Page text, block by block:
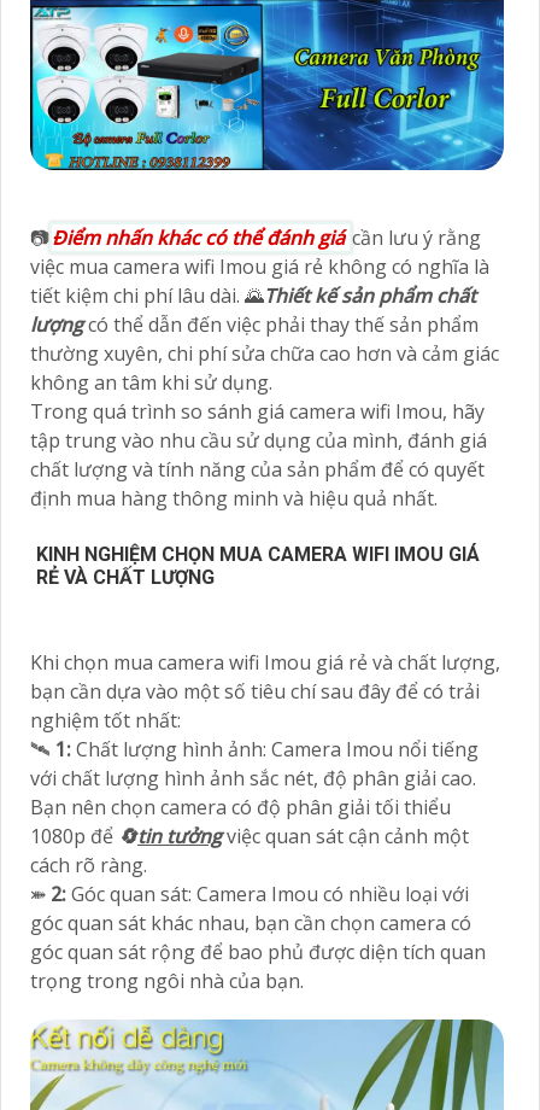
📷Điểm nhấn khác có thể đánh giácần lưu ý rằng
việc mua camera wifi Imou giá rẻ không có nghĩa là
tiết kiệm chi phí lâu dài. 🌄Thiết kế sản phẩm chất
lượngcó thể dẫn đến việc phải thay thế sản phẩm
thường xuyên, chi phí sửa chữa cao hơn và cảm giác
không an tâm khi sử dụng.
Trong quá trình so sánh giá camera wifi Imou, hãy
tập trung vào nhu cầu sử dụng của mình, đánh giá
chất lượng và tính năng của sản phẩm để có quyết
định mua hàng thông minh và hiệu quả nhất.
KINH NGHIỆM CHỌN MUA CAMERA WIFI IMOU GIÁ
RẺ VÀ CHẤT LƯỢNG
Khi chọn mua camera wifi Imou giá rẻ và chất lượng,
bạn cần dựa vào một số tiêu chí sau đây để có trải
nghiệm tốt nhất:
🛰 1:Chất lượng hình ảnh: Camera Imou nổi tiếng
với chất lượng hình ảnh sắc nét, độ phân giải cao.
Bạn nên chọn camera có độ phân giải tối thiểu
1080p để 🔄tin tưởngviệc quan sát cận cảnh một
cách rõ ràng.
⤘ 2:Góc quan sát: Camera Imou có nhiều loại với
góc quan sát khác nhau, bạn cần chọn camera có
góc quan sát rộng để bao phủ được diện tích quan
trọng trong ngôi nhà của bạn.